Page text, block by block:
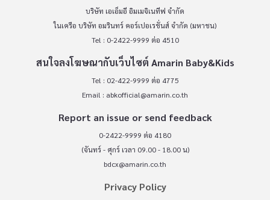
บริษัท เอเอ็มอี อิมเมจิเนทีฟ จำกัด
ในเครือ บริษัท อมรินทร์ คอร์เปอเรชั่นส์ จำกัด (มหาชน)
Tel : 0-2422-9999 ต่อ 4510
สนใจลงโฆษณากับเว็บไซต์ Amarin Baby&Kids
Tel : 02-422-9999 ต่อ 4775
Email : abkofficial@amarin.co.th
Report an issue or send feedback
0-2422-9999 ต่อ 4180
(จันทร์ - ศุกร์ เวลา 09.00 - 18.00 น)
bdcx@amarin.co.th
Privacy Policy